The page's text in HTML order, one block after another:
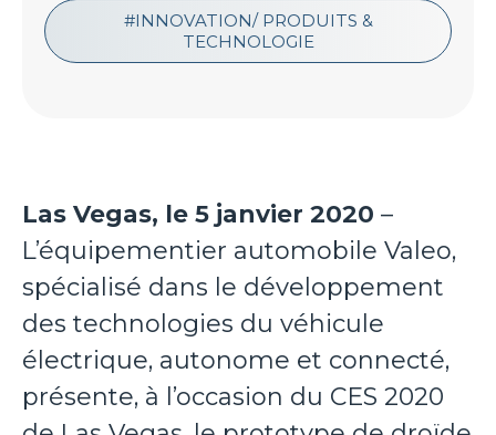
INNOVATION/ PRODUITS &
TECHNOLOGIE
Las Vegas, le 5 janvier 2020 –
L’équipementier automobile Valeo,
spécialisé dans le développement
des technologies du véhicule
électrique, autonome et connecté,
présente, à l’occasion du CES 2020